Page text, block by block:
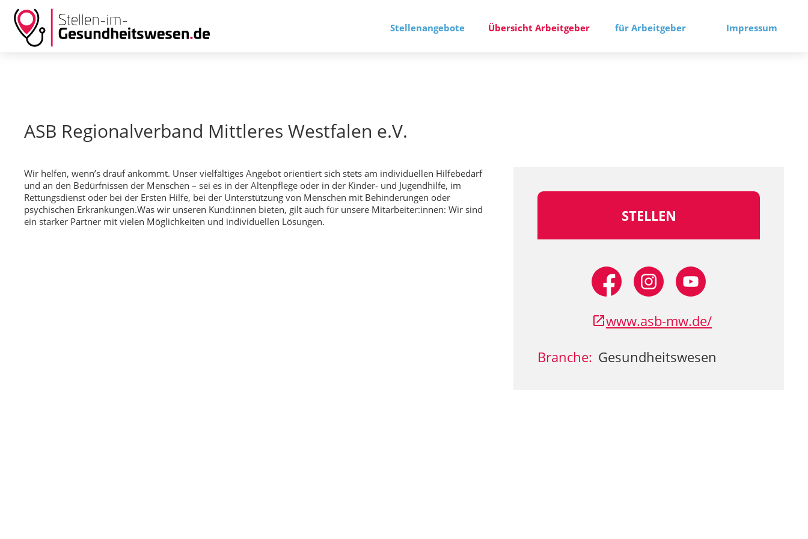
Stellenangebote Übersicht Arbeitgeber für Arbeitgeber Impressum
ASB Regionalverband Mittleres Westfalen e.V.
Wir helfen, wenn’s drauf ankommt. Unser vielfältiges Angebot orientiert sich stets am individuellen Hilfebedarf
und an den Bedürfnissen der Menschen – sei es in der Altenpflege oder in der Kinder- und Jugendhilfe, im
Rettungsdienst oder bei der Ersten Hilfe, bei der Unterstützung von Menschen mit Behinderungen oder
psychischen Erkrankungen.Was wir unseren Kund:innen bieten, gilt auch für unsere Mitarbeiter:innen: Wir sind
ein starker Partner mit vielen Möglichkeiten und individuellen Lösungen.
STELLEN
www.asb-mw.de/
Branche: Gesundheitswesen